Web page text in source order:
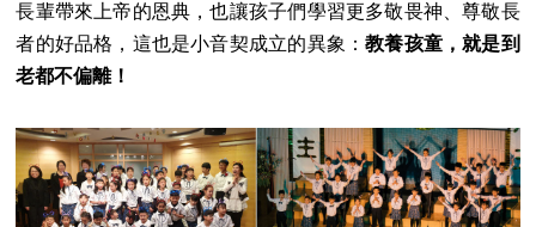
長輩帶來上帝的恩典，也讓孩子們學習更多敬畏神、尊敬長
者的好品格，這也是小音契成立的異象：教養孩童，就是到
老都不偏離！